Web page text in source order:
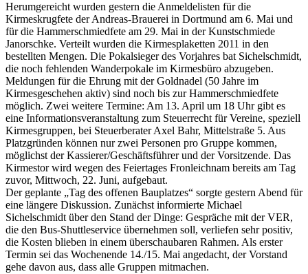
Herumgereicht wurden gestern die Anmeldelisten für die
Kirmeskrugfete der Andreas-Brauerei in Dortmund am 6. Mai und
für die Hammerschmiedfete am 29. Mai in der Kunstschmiede
Janorschke. Verteilt wurden die Kirmesplaketten 2011 in den
bestellten Mengen. Die Pokalsieger des Vorjahres bat Sichelschmidt,
die noch fehlenden Wanderpokale im Kirmesbüro abzugeben.
Meldungen für die Ehrung mit der Goldnadel (50 Jahre im
Kirmesgeschehen aktiv) sind noch bis zur Hammerschmiedfete
möglich. Zwei weitere Termine: Am 13. April um 18 Uhr gibt es
eine Informationsveranstaltung zum Steuerrecht für Vereine, speziell
Kirmesgruppen, bei Steuerberater Axel Bahr, Mittelstraße 5. Aus
Platzgründen können nur zwei Personen pro Gruppe kommen,
möglichst der Kassierer/Geschäftsführer und der Vorsitzende. Das
Kirmestor wird wegen des Feiertages Fronleichnam bereits am Tag
zuvor, Mittwoch, 22. Juni, aufgebaut.
Der geplante „Tag des offenen Bauplatzes“ sorgte gestern Abend für
eine längere Diskussion. Zunächst informierte Michael
Sichelschmidt über den Stand der Dinge: Gespräche mit der VER,
die den Bus-Shuttleservice übernehmen soll, verliefen sehr positiv,
die Kosten blieben in einem überschaubaren Rahmen. Als erster
Termin sei das Wochenende 14./15. Mai angedacht, der Vorstand
gehe davon aus, dass alle Gruppen mitmachen.